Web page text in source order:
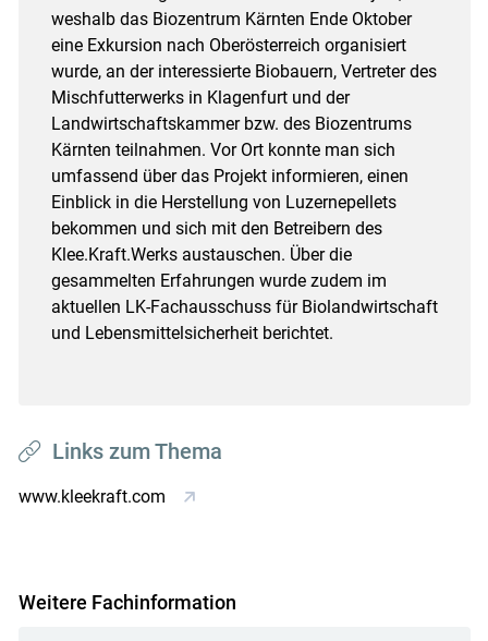
weshalb das Biozentrum Kärnten Ende Oktober
eine Exkursion nach Oberösterreich organisiert
wurde, an der interessierte Biobauern, Vertreter des
Mischfutterwerks in Klagenfurt und der
Landwirtschaftskammer bzw. des Biozentrums
Kärnten teilnahmen. Vor Ort konnte man sich
umfassend über das Projekt informieren, einen
Einblick in die Herstellung von Luzernepellets
bekommen und sich mit den Betreibern des
Klee.Kraft.Werks austauschen. Über die
gesammelten Erfahrungen wurde zudem im
aktuellen LK-Fachausschuss für Biolandwirtschaft
und Lebensmittelsicherheit berichtet.
Links zum Thema
www.kleekraft.com
Weitere Fachinformation